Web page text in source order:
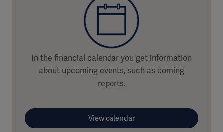
In the financial calendar you get information
about upcoming events, such as coming
reports.
View calendar